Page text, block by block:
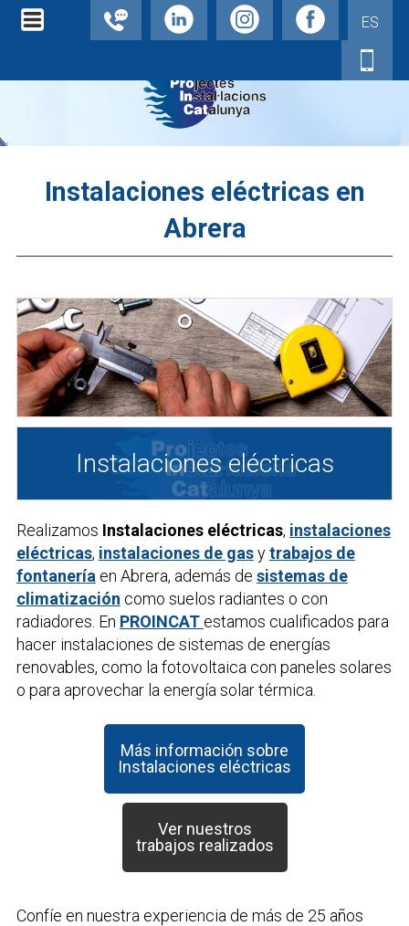
ES
Instalaciones eléctricas en
Abrera
Instalaciones eléctricas
Realizamos Instalaciones eléctricas, instalaciones
eléctricas, instalaciones de gasytrabajos de
fontanería en Abrera, además de sistemas de
climatización como suelos radiantes o con
radiadores. En PROINCAT estamos cualificados para
hacer instalaciones de sistemas de energías
renovables, como la fotovoltaica con paneles solares
o para aprovechar la energía solar térmica.
Más información sobre
Instalaciones eléctricas
Ver nuestros
trabajos realizados
Confíe en nuestra experiencia de más de 25 años